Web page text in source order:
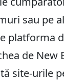
sau pe
platforma
de New
site-urile